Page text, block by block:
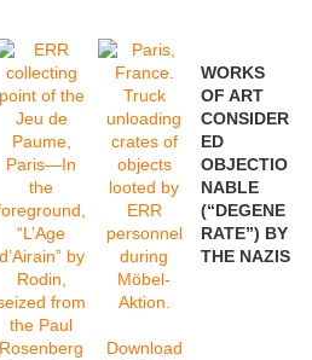
Download
WORKS
OF ART
CONSIDER
ED
OBJECTIO
NABLE
(“DEGENE
RATE”) BY
THE NAZIS